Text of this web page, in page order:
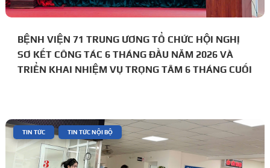
BỆNH VIỆN 71 TRUNG ƯƠNG TỔ CHỨC HỘI NGHỊ
SƠ KẾT CÔNG TÁC 6 THÁNG ĐẦU NĂM 2026 VÀ
TRIỂN KHAI NHIỆM VỤ TRỌNG TÂM 6 THÁNG CUỐI
TIN TỨC TIN TỨC NỘI BỘ